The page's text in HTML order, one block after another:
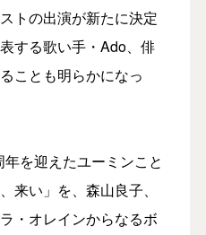
トの出演が新たに決定
する歌い手・Ado、俳
ことも明らかになっ
を迎えたユーミンこと
来い」を、森山良子、
・オレインからなるボ